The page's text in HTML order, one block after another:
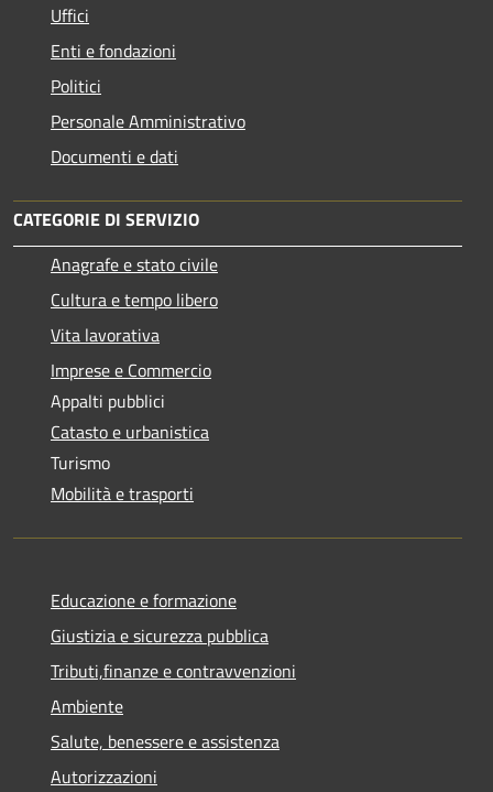
Uffici
Enti e fondazioni
Politici
Personale Amministrativo
Documenti e dati
CATEGORIE DI SERVIZIO
Anagrafe e stato civile
Cultura e tempo libero
Vita lavorativa
Imprese e Commercio
Appalti pubblici
Catasto e urbanistica
Turismo
Mobilità e trasporti
Educazione e formazione
Giustizia e sicurezza pubblica
Tributi,finanze e contravvenzioni
Ambiente
Salute, benessere e assistenza
Autorizzazioni